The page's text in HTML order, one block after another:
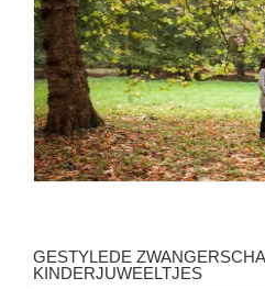
GESTYLEDE
KINDERJUWEELTJES